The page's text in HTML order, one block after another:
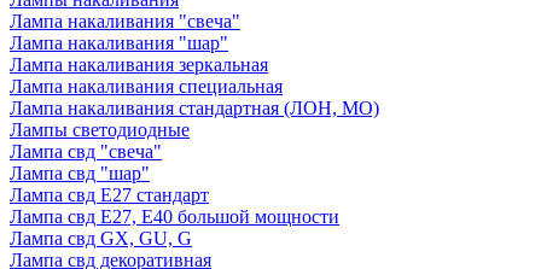
Лампа накаливания "свеча"
Лампа накаливания "шар"
Лампа накаливания зеркальная
Лампа накаливания специальная
Лампа накаливания стандартная (ЛОН, МО)
Лампы светодиодные
Лампа свд "свеча"
Лампа свд "шар"
Лампа свд E27 стандарт
Лампа свд E27, Е40 большой мощности
Лампа свд GX, GU, G
Лампа свд декоративная